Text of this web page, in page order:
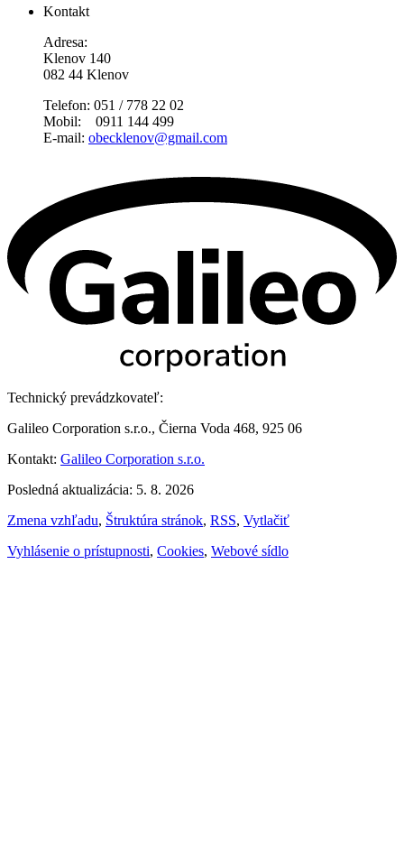
Kontakt
Adresa:
Klenov 140
082 44 Klenov
Telefon: 051 / 778 22 02
Mobil: 0911 144 499
E-mail: obecklenov@gmail.com
Technický prevádzkovateľ:
Galileo Corporation s.r.o., Čierna Voda 468, 925 06
Kontakt: Galileo Corporation s.r.o.
Posledná aktualizácia: 5. 8. 2026
Zmena vzhľadu, Štruktúra stránok, RSS, Vytlačiť
Vyhlásenie o prístupnosti, Cookies, Webové sídlo